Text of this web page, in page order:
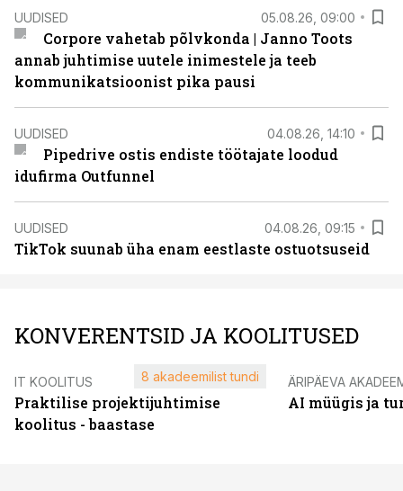
UUDISED 05.08.26, 09:00
Corpore vahetab põlvkonda | Janno Toots
annab juhtimise uutele inimestele ja teeb
kommunikatsioonist pika pausi
UUDISED 04.08.26, 14:10
Pipedrive ostis endiste töötajate loodud
idufirma Outfunnel
UUDISED 04.08.26, 09:15
TikTok suunab üha enam eestlaste ostuotsuseid
KONVERENTSID JA KOOLITUSED
IT KOOLITUS
Praktilise projektijuhtimise
koolitus - baastase
8 akadeemilist tundi ÄRIPÄEVA
AI müügis ja